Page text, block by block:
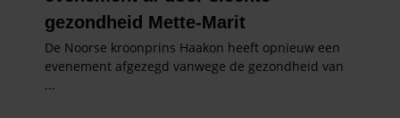
verzameld op basis van uw gebruik van hun services. U